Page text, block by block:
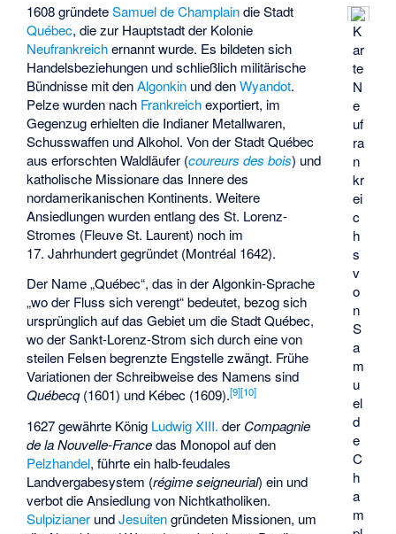
K
ar
te
N
e
uf
ra
n
kr
ei
c
h
s
v
o
n
S
a
m
u
el
d
e
C
h
a
m
1608 gründeteSamuel de Champlaindie Stadt
Québec, die zur Hauptstadt der Kolonie
Neufrankreichernannt wurde. Es bildeten sich
Handelsbeziehungen und schließlich militärische
Bündnisse mit denAlgonkin und denWyandot.
Pelze wurden nach Frankreichexportiert, im
Gegenzug erhielten die Indianer Metallwaren,
Schusswaffen und Alkohol. Von der Stadt Québec
aus erforschten Waldläufer (coureurs des bois) und
katholische Missionare das Innere des
nordamerikanischen Kontinents. Weitere
Ansiedlungen wurden entlang des St. Lorenz-
Stromes (Fleuve St. Laurent) noch im
17. Jahrhundert gegründet (Montréal 1642).
Der Name „Québec“, das in der Algonkin-Sprache
„wo der Fluss sich verengt“ bedeutet, bezog sich
ursprünglich auf das Gebiet um die Stadt Québec,
wo der Sankt-Lorenz-Strom sich durch eine von
steilen Felsen begrenzte Engstelle zwängt. Frühe
Variationen der Schreibweise des Namens sind
Québecq(1601) und Kébec (1609).[9][10]
1627 gewährte König Ludwig XIII. der Compagnie
de la Nouvelle-Francedas Monopol auf den
Pelzhandel, führte ein halb-feudales
Landvergabesystem (régime seigneurial) ein und
verbot die Ansiedlung von Nichtkatholiken.
Sulpizianer undJesuitengründeten Missionen, um